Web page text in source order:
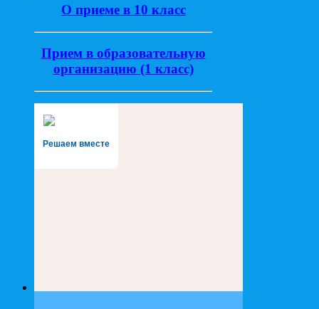
О приеме в 10 класс
Прием в образовательную
организацию (1 класс)
Решаем вместе